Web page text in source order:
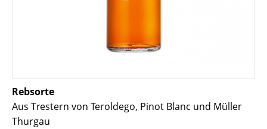
Rebsorte
Aus Trestern von Teroldego, Pinot Blanc und Müller
Thurgau